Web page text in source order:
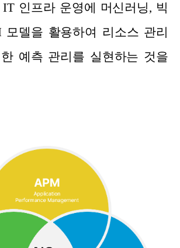
인프라 운영에 머신러닝, 빅
델을 활용하여 리소스 관리
예측 관리를 실현하는 것을